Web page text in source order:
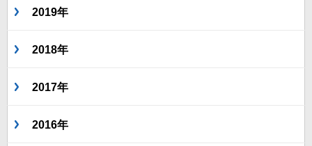
2019年
2018年
2017年
2016年